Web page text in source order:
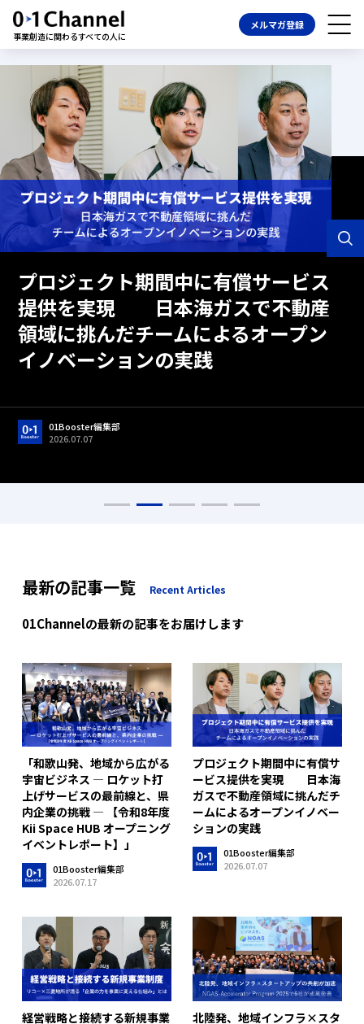
事業創造に関わるすべての人に
メルマガ登録
01Booster編集部
2026.05.01
プロジェクト期間中に有償サービス
提供を実現 日本海ガスで不動産
領域に挑んだチームによるオープン
イノベーションの実践
01Booster編集部
2026.07.07
01Booster編集部
2026.05.13
01Booster編集部
2026.05.01
最新の記事一覧 Recent Articles
01Channelの最新の記事をお届けします
「和歌山発、地域から広がる
宇宙ビジネス ― ロケット打
上げサービスの最前線と、県
内企業の挑戦 ― 【令和8年度
Kii Space HUB オープニング
イベントレポート】」
01Booster編集部
2026.07.17
プロジェクト期間中に有償サ
ービス提供を実現 日本海
ガスで不動産領域に挑んだチ
ームによるオープンイノベー
ションの実践
01Booster編集部
2026.07.07
経営戦略と接続する新規事業
北陸発、地域インフラ×スタ